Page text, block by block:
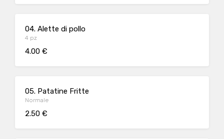
04. Alette di pollo
4 pz
4.00 €
05. Patatine Fritte
Normale
2.50 €